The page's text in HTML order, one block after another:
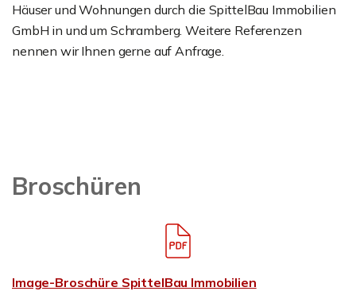
Häuser und Wohnungen durch die SpittelBau Immobilien
GmbH in und um Schramberg. Weitere Referenzen
nennen wir Ihnen gerne auf Anfrage.
Broschüren
Image-Broschüre SpittelBau Immobilien